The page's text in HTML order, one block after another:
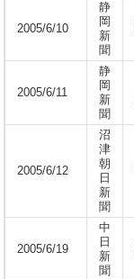
2005/6/10
静
岡
新
聞
2005/6/11
静
岡
新
聞
2005/6/12
沼
津
朝
日
新
聞
2005/6/19
中
日
新
聞